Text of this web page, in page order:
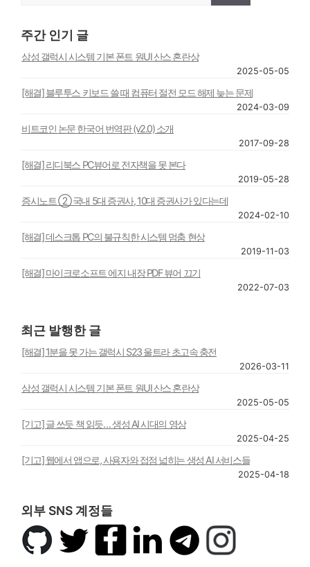
주간 인기 글
삼성 갤럭시 시스템 기본 폰트 원UI 산스 혼란상
2025-05-05
[해결] 블루투스 키보드 쓸 때 컴퓨터 절전 모드 해제 늦는 문제
2024-03-09
비트코인 논문 한국어 번역판 (v2.0) 소개
2017-09-28
[해결] 리디북스 PC뷰어로 전자책을 못 본다
2019-05-28
증시노트 ② 국내 5대 증권사, 10대 증권사가 있다는데
2024-02-10
[해결] 데스크톱 PC의 불규칙한 시스템 멈춤 현상
2019-11-03
[해결] 마이크로소프트 에지 내장 PDF 뷰어 끄기
2022-07-03
최근 발행한 글
[해결] 1분을 못 가는 갤럭시 S23 울트라 초고속 충전
2026-03-11
삼성 갤럭시 시스템 기본 폰트 원UI 산스 혼란상
2025-05-05
[기고] 글 쓰듯 책 읽듯… 생성 AI 시대의 영상
2025-04-25
[기고] 웹에서 앱으로, 사용자와 접점 넓히는 생성 AI 서비스들
2025-04-18
외부 SNS 계정들
깃
허
트
위
페
링
텔
레
인
스